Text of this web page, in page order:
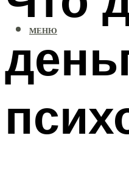
МЕНЮ